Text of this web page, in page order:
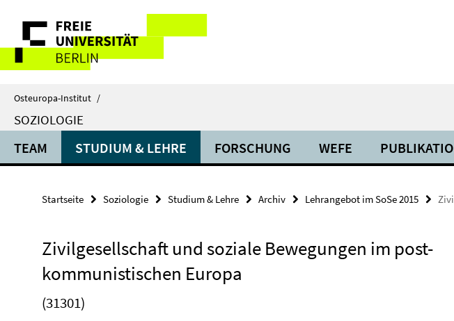
direkt
Inhalt
Service-
Navigation
Osteuropa-Institut /
SOZIOLOGIE
TEAM STUDIUM & LEHRE FORSCHUNG WEFE
Startseite Soziologie Studium & Lehre Archiv Lehrangebot im SoSe 2015
Zivilgesellschaft und soziale Bewegungen im post-
kommunistischen Europa
(31301)